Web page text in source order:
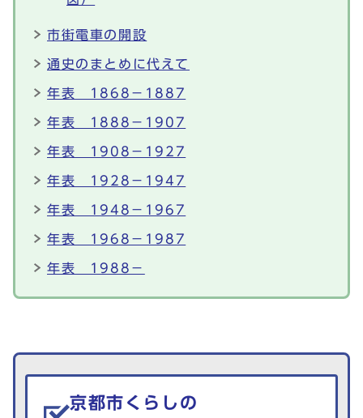
市街電車の開設
通史のまとめに代えて
年表 1868－1887
年表 1888－1907
年表 1908－1927
年表 1928－1947
年表 1948－1967
年表 1968－1987
年表 1988－
生活情報を探す
京都市くらしの